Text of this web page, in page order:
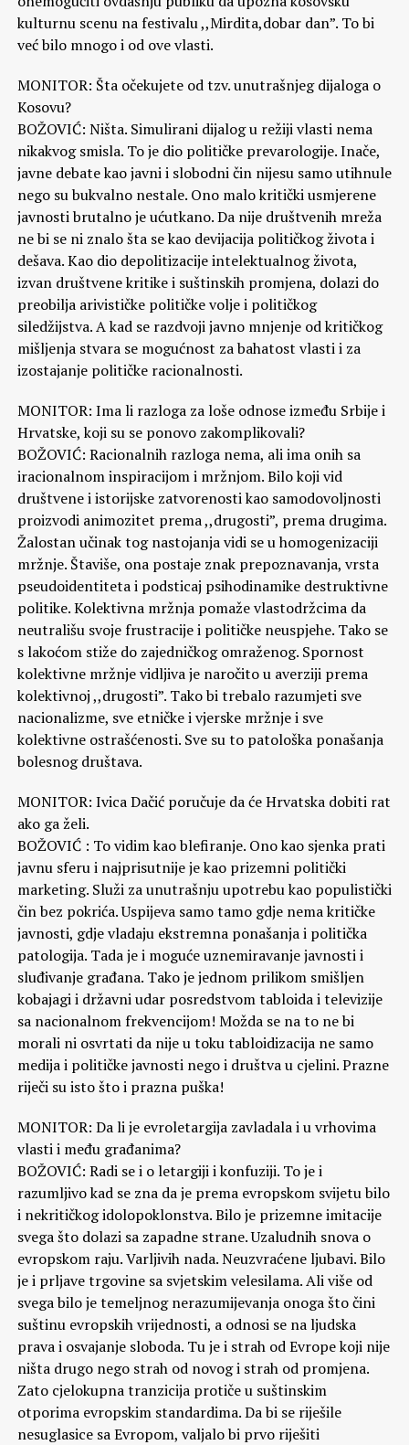
kulturnu scenu na festivalu ,,Mirdita,dobar dan”. To bi
već bilo mnogo i od ove vlasti.
MONITOR: Šta očekujete od tzv. unutrašnjeg dijaloga o
Kosovu?
BOŽOVIĆ: Ništa. Simulirani dijalog u režiji vlasti nema
nikakvog smisla. To je dio političke prevarologije. Inače,
javne debate kao javni i slobodni čin nijesu samo utihnule
nego su bukvalno nestale. Ono malo kritički usmjerene
javnosti brutalno je ućutkano. Da nije društvenih mreža
ne bi se ni znalo šta se kao devijacija političkog života i
dešava. Kao dio depolitizacije intelektualnog života,
izvan društvene kritike i suštinskih promjena, dolazi do
preobilja arivističke političke volje i političkog
siledžijstva. A kad se razdvoji javno mnjenje od kritičkog
mišljenja stvara se mogućnost za bahatost vlasti i za
izostajanje političke racionalnosti.
MONITOR: Ima li razloga za loše odnose između Srbije i
Hrvatske, koji su se ponovo zakomplikovali?
BOŽOVIĆ: Racionalnih razloga nema, ali ima onih sa
iracionalnom inspiracijom i mržnjom. Bilo koji vid
društvene i istorijske zatvorenosti kao samodovoljnosti
proizvodi animozitet prema ,,drugosti”, prema drugima.
Žalostan učinak tog nastojanja vidi se u homogenizaciji
mržnje. Štaviše, ona postaje znak prepoznavanja, vrsta
pseudoidentiteta i podsticaj psihodinamike destruktivne
politike. Kolektivna mržnja pomaže vlastodržcima da
neutrališu svoje frustracije i političke neuspjehe. Tako se
s lakoćom stiže do zajedničkog omraženog. Spornost
kolektivne mržnje vidljiva je naročito u averziji prema
kolektivnoj ,,drugosti”. Tako bi trebalo razumjeti sve
nacionalizme, sve etničke i vjerske mržnje i sve
kolektivne ostrašćenosti. Sve su to patološka ponašanja
bolesnog društava.
MONITOR: Ivica Dačić poručuje da će Hrvatska dobiti rat
ako ga želi.
BOŽOVIĆ : To vidim kao blefiranje. Ono kao sjenka prati
javnu sferu i najprisutnije je kao prizemni politički
marketing. Služi za unutrašnju upotrebu kao populistički
čin bez pokrića. Uspijeva samo tamo gdje nema kritičke
javnosti, gdje vladaju ekstremna ponašanja i politička
patologija. Tada je i moguće uznemiravanje javnosti i
sluđivanje građana. Tako je jednom prilikom smišljen
kobajagi i državni udar posredstvom tabloida i televizije
sa nacionalnom frekvencijom! Možda se na to ne bi
morali ni osvrtati da nije u toku tabloidizacija ne samo
medija i političke javnosti nego i društva u cjelini. Prazne
riječi su isto što i prazna puška!
MONITOR: Da li je evroletargija zavladala i u vrhovima
vlasti i među građanima?
BOŽOVIĆ: Radi se i o letargiji i konfuziji. To je i
razumljivo kad se zna da je prema evropskom svijetu bilo
i nekritičkog idolopoklonstva. Bilo je prizemne imitacije
svega što dolazi sa zapadne strane. Uzaludnih snova o
evropskom raju. Varljivih nada. Neuzvraćene ljubavi. Bilo
je i prljave trgovine sa svjetskim velesilama. Ali više od
svega bilo je temeljnog nerazumijevanja onoga što čini
suštinu evropskih vrijednosti, a odnosi se na ljudska
prava i osvajanje sloboda. Tu je i strah od Evrope koji nije
ništa drugo nego strah od novog i strah od promjena.
Zato cjelokupna tranzicija protiče u suštinskim
otporima evropskim standardima. Da bi se riješile
nesuglasice sa Evropom, valjalo bi prvo riješiti